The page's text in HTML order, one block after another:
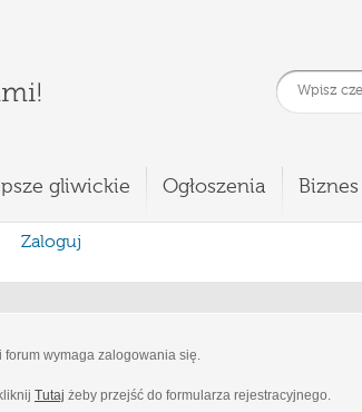
gliwickie Ogłoszenia Biznes
Zaloguj
forum wymaga zalogowania się.
Tutaj żeby przejść do formularza rejestracyjnego.